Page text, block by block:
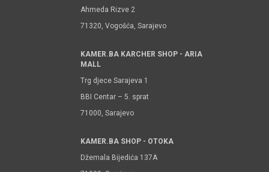
Ahmeda Rizve 2
71320, Vogošća, Sarajevo
KAMER.BA KARCHER SHOP - ARIA
MALL
Trg djece Sarajeva 1
BBI Centar – 5. sprat
71000, Sarajevo
KAMER.BA SHOP - OTOKA
Džemala Bijedića 137A